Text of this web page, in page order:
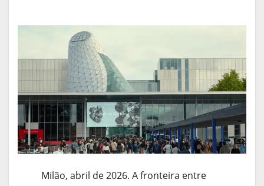
Milão, abril de 2026. A fronteira entre